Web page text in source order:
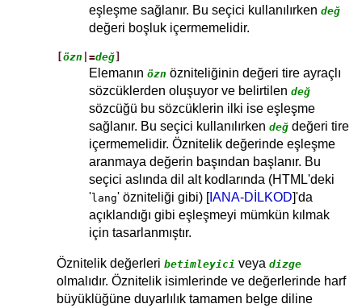
eşleşme sağlanır. Bu seçici kullanılırken değ
değeri boşluk içermemelidir.
[özn |=değ]
Elemanın özn özniteliğinin değeri tire ayraçlı
sözcüklerden oluşuyor ve belirtilen değ
sözcüğü bu sözcüklerin ilki ise eşleşme
sağlanır. Bu seçici kullanılırken değ değeri tire
içermemelidir. Öznitelik değerinde eşleşme
aranmaya değerin başından başlanır. Bu
seçici aslında dil alt kodlarında (HTML'deki
'lang' özniteliği gibi) [IANA-DİLKOD]'da
açıklandığı gibi eşleşmeyi mümkün kılmak
için tasarlanmıştır.
Öznitelik değerleri betimleyici veya dizge
olmalıdır. Öznitelik isimlerinde ve değerlerinde harf
büyüklüğüne duyarlılık tamamen belge diline